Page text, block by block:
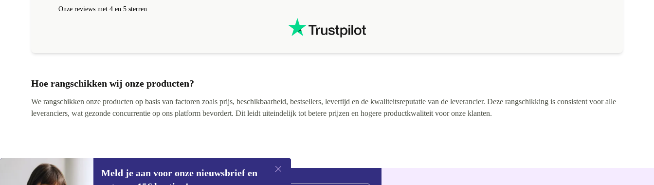
Onze reviews met 4 en 5 sterren
Hoe rangschikken wij onze producten?
We rangschikken onze producten op basis van factoren zoals prijs, beschikbaarheid, bestsellers, levertijd en de kwaliteitsreputatie van de leverancier. Deze rangschikking is consistent voor alle
leveranciers, wat gezonde concurrentie op ons platform bevordert. Dit leidt uiteindelijk tot betere prijzen en hogere productkwaliteit voor onze klanten.
Meld je aan voor onze nieuwsbrief en